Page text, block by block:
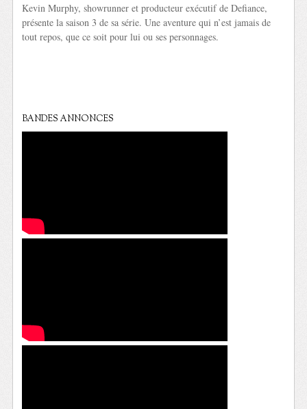
Kevin Murphy, showrunner et producteur exécutif de Defiance,
présente la saison 3 de sa série. Une aventure qui n’est jamais de
tout repos, que ce soit pour lui ou ses personnages.
BANDES ANNONCES